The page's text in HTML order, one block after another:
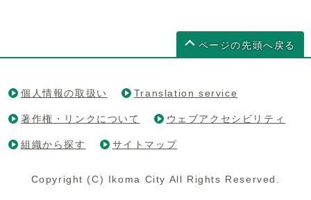
ページの先頭へ戻る
個人情報の取扱い Translation service
著作権・リンクについて ウェブアクセシビリティ
組織から探す サイトマップ
Copyright (C) Ikoma City All Rights Reserved.